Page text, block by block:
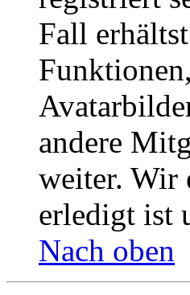
Fall
andere
weiter. Wir
erledigt ist
Nach oben